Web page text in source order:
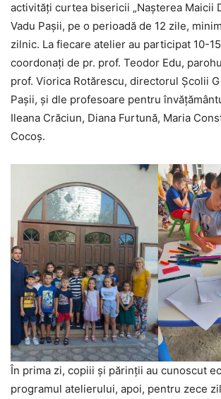
activități curtea bisericii „Nașterea Maicii
Vadu Pașii, pe o perioadă de 12 zile,
zilnic. La fiecare atelier au participat 10-
coordonați de pr. prof. Teodor Edu,
prof. Viorica Rotărescu, directorul Școlii
Pașii, și dle profesoare pentru
Ileana Crăciun, Diana Furtună, Maria
Cocoș.
În prima zi, copiii și părinții au cunoscut
programul atelierului, apoi, pentru zece